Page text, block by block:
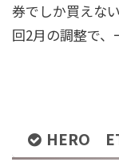
券でしか買えな
回2月の調整で、
HERO